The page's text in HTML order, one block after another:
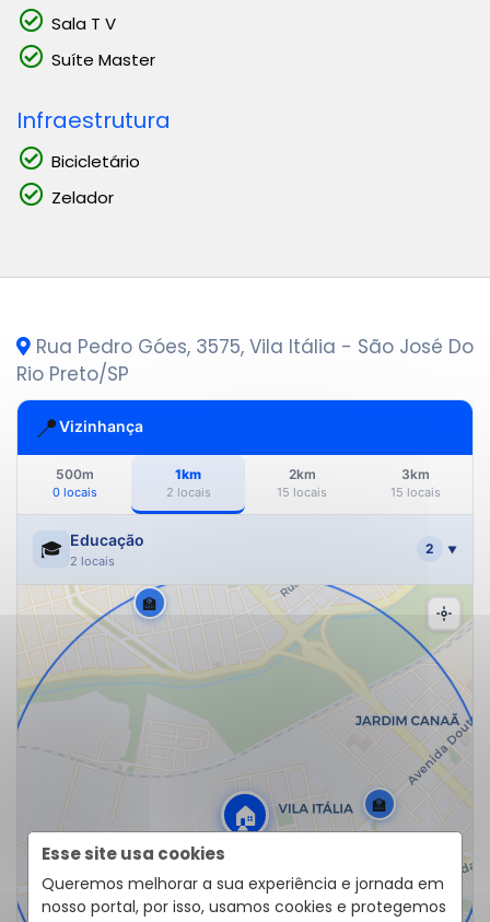
Esse site usa cookies
Queremos melhorar a sua experiência e jornada em
nosso portal, por isso, usamos cookies e protegemos
Sala T V
Suíte Master
Infraestrutura
Bicicletário
Zelador
Rua Pedro Góes, 3575, Vila Itália - São José Do
Rio Preto/SP
📍Vizinhança
500m
0 locais
1km
2 locais
2km
15 locais
3km
15 locais
🎓 Educação
2 locais
2 ▼
🏠 🏫
🏫